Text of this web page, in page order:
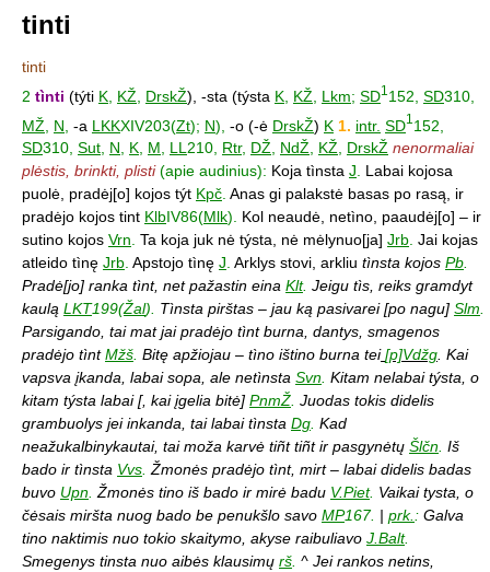
tinti
tinti
2 tìnti (týti K KŽ DrskŽ), -sta (týsta K KŽ Lkm; SD1 152, SD310,
MŽ
N -a LKKXIV203(Zt); N), -o (-ė DrskŽ) K 1. intr. SD1152,
SD310, Sut, N, K, M, LL210, Rtr, DŽ, NdŽ, KŽ, DrskŽ nenormaliai
plėstis, brinkti, plisti (apie audinius): Koja tìnsta J. Labai kojosa
puolė, pradėj[o] kojos týt Kpč. Anas gi palakstė basas po rasą, ir
pradėjo kojos tint KlbIV86(Mlk). Kol neaudė, netìno, paaudėj[o] – ir
sutino kojos Vrn. Ta koja juk nė týsta, nė mėlynuo[ja] Jrb. Jai kojas
atleido tìnę Jrb. Apstojo tìnę J. Arklys stovi, arkliu tìnsta kojos Pb.
Pradė[jo] ranka tìnt, net pažastin eina Klt. Jeigu tìs, reiks gramdyt
kaulą LKT199(Žal). Tìnsta pirštas – jau ką pasivarei [po nagu] Slm.
Parsigando, tai mat jai pradėjo tìnt burna, dantys, smagenos
pradėjo tìntMžš. Bitę apžiojau – tìno ištino burna tei [p]Vdžg. Kai
vapsva įkanda, labai sopa, ale netìnsta Svn. Kitam nelabai týsta, o
kitam týsta labai [, kai įgelia bitė] PnmŽ. Juodas tokis didelis
grambuolys jei inkanda, tai labai tìnsta Dg. Kad
neažukalbinykautai, tai moža karvė tiñt tiñt ir pasgynėtų Šlčn. Iš
bado ir tìnsta Vvs. Žmonės pradėjo tìnt, mirt – labai didelis badas
buvo Upn. Žmonės tino iš bado ir mirė badu V.Piet. Vaikai tysta, o
čėsais miršta nuog bado be penukšlo savo MP167. | prk.: Galva
tino naktimis nuo tokio skaitymo, akyse raibuliavo J.Balt.
Smegenys tinsta nuo aibės klausimų rš. ^ Jei rankos netins,